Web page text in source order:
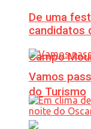
Campo
do Turismo
De uma
candidatos
Vamos